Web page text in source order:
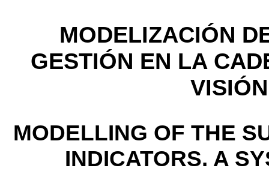
MODELIZACIÓN
GESTIÓN EN LA
MODELLING OF THE
INDICATORS. A